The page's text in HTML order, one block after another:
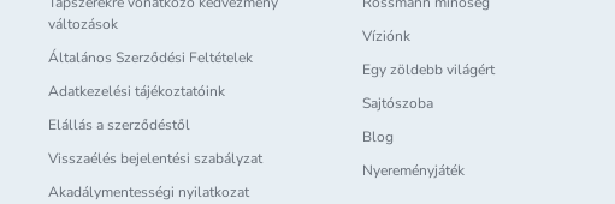
változások
Általános Szerződési Feltételek
Adatkezelési tájékoztatóink
Elállás a szerződéstől
Visszaélés bejelentési szabályzat
Akadálymentességi nyilatkozat
Víziónk
Egy zöldebb világért
Sajtószoba
Blog
Nyereményjáték